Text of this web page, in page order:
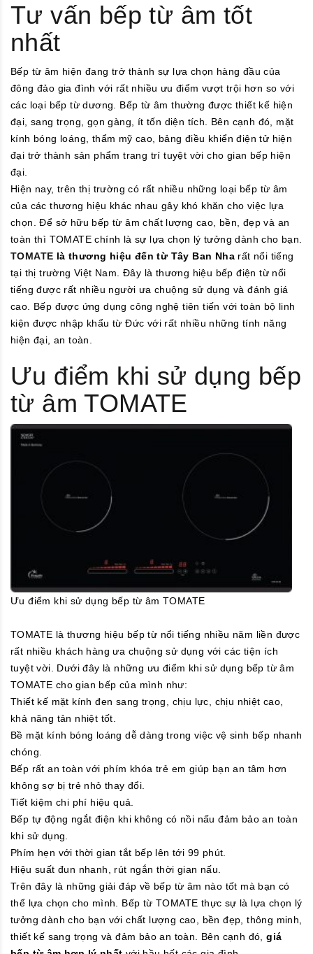
Tư vấn bếp từ âm tốt
nhất
Bếp từ âm hiện đang trở thành sự lựa chọn hàng đầu của
đông đảo gia đình với rất nhiều ưu điểm vượt trội hơn so với
các loại bếp từ dương. Bếp từ âm thường được thiết kế hiện
đại, sang trọng, gọn gàng, ít tốn diện tích. Bên cạnh đó, mặt
kính bóng loáng, thẩm mỹ cao, bảng điều khiển điện tử hiện
đại trở thành sản phẩm trang trí tuyệt vời cho gian bếp hiện
đại.
Hiện nay, trên thị trường có rất nhiều những loại bếp từ âm
của các thương hiệu khác nhau gây khó khăn cho việc lựa
chọn. Để sở hữu bếp từ âm chất lượng cao, bền, đẹp và an
toàn thì TOMATE chính là sự lựa chọn lý tưởng dành cho bạn.
TOMATE là thương hiệu đến từ Tây Ban Nha rất nổi tiếng
tại thị trường Việt Nam. Đây là thương hiệu bếp điện từ nổi
tiếng được rất nhiều người ưa chuộng sử dụng và đánh giá
cao. Bếp được ứng dụng công nghệ tiên tiến với toàn bộ linh
kiện được nhập khẩu từ Đức với rất nhiều những tính năng
hiện đại, an toàn.
Ưu điểm khi sử dụng bếp
từ âm TOMATE
Ưu điểm khi sử dụng bếp từ âm TOMATE
TOMATE là thương hiệu bếp từ nổi tiếng nhiều năm liền được
rất nhiều khách hàng ưa chuộng sử dụng với các tiện ích
tuyệt vời. Dưới đây là những ưu điểm khi sử dụng bếp từ âm
TOMATE cho gian bếp của mình như:
Thiết kế mặt kính đen sang trọng, chịu lực, chịu nhiệt cao,
khả năng tản nhiệt tốt.
Bề mặt kính bóng loáng dễ dàng trong việc vệ sinh bếp nhanh
chóng.
Bếp rất an toàn với phím khóa trẻ em giúp bạn an tâm hơn
không sợ bị trẻ nhỏ thay đổi.
Tiết kiệm chi phí hiệu quả.
Bếp tự động ngắt điện khi không có nồi nấu đảm bảo an toàn
khi sử dụng.
Phím hẹn với thời gian tắt bếp lên tới 99 phút.
Hiệu suất đun nhanh, rút ngắn thời gian nấu.
Trên đây là những giải đáp về bếp từ âm nào tốt mà bạn có
thể lựa chọn cho mình. Bếp từ TOMATE thực sự là lựa chọn lý
tưởng dành cho bạn với chất lượng cao, bền đẹp, thông minh,
thiết kế sang trọng và đảm bảo an toàn. Bên cạnh đó,giá